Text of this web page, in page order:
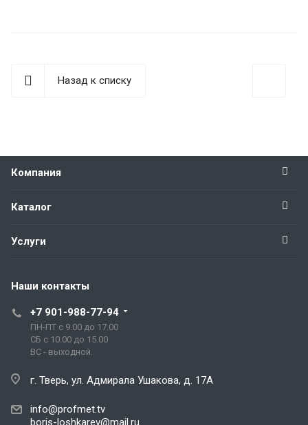
Назад к списку
Компания
Каталог
Услуги
Наши контакты
+7 901-988-77-94
ПН-ПТ с 9.00 до 17.00
СБ с 10.00 до 15.00
ВС - выходной.
г. Тверь, ул. Адмирала Ушакова, д. 17А
info@profmet.tv
boris-loshkarev@mail.ru